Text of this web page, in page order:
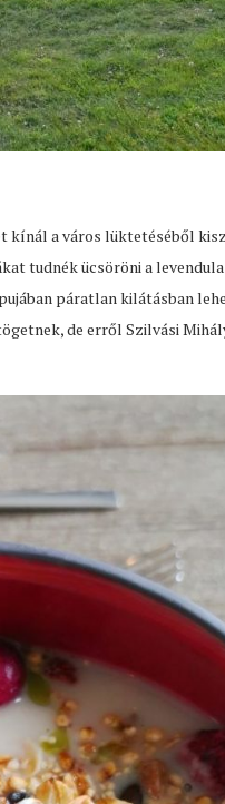
a város lüktetéséből
tudnék ücsöröni a
páratlan kilátásban
de erről Szilvási